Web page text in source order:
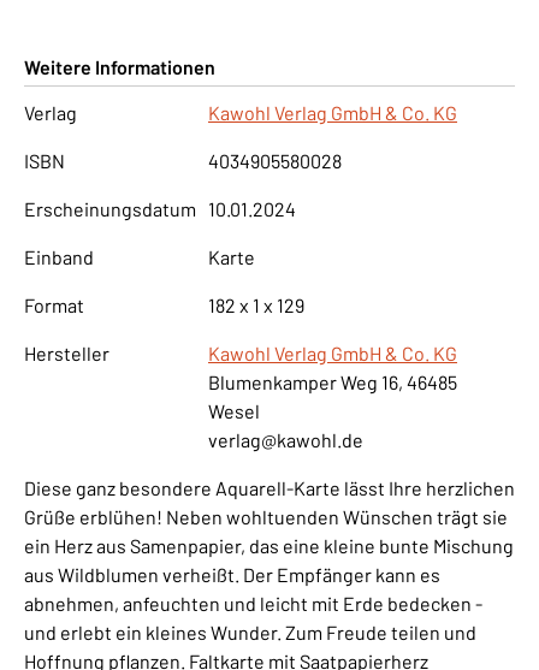
Weitere Informationen
Verlag
Kawohl Verlag GmbH & Co. KG
ISBN 4034905580028
Erscheinungsdatum 10.01.2024
Einband Karte
Format 182 x 1 x 129
Hersteller
Kawohl Verlag GmbH & Co. KG
Blumenkamper Weg 16, 46485
Wesel
verlag@kawohl.de
Diese ganz besondere Aquarell-Karte lässt Ihre herzlichen
Grüße erblühen! Neben wohltuenden Wünschen trägt sie
ein Herz aus Samenpapier, das eine kleine bunte Mischung
aus Wildblumen verheißt. Der Empfänger kann es
abnehmen, anfeuchten und leicht mit Erde bedecken -
und erlebt ein kleines Wunder. Zum Freude teilen und
Hoffnung pflanzen. Faltkarte mit Saatpapierherz